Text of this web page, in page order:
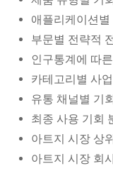
애플리케이션
부문별 전략적
인구통계에 따
카테고리별 사
유통 채널별 기
최종 사용 기회
아트지 시장 상
아트지 시장 회